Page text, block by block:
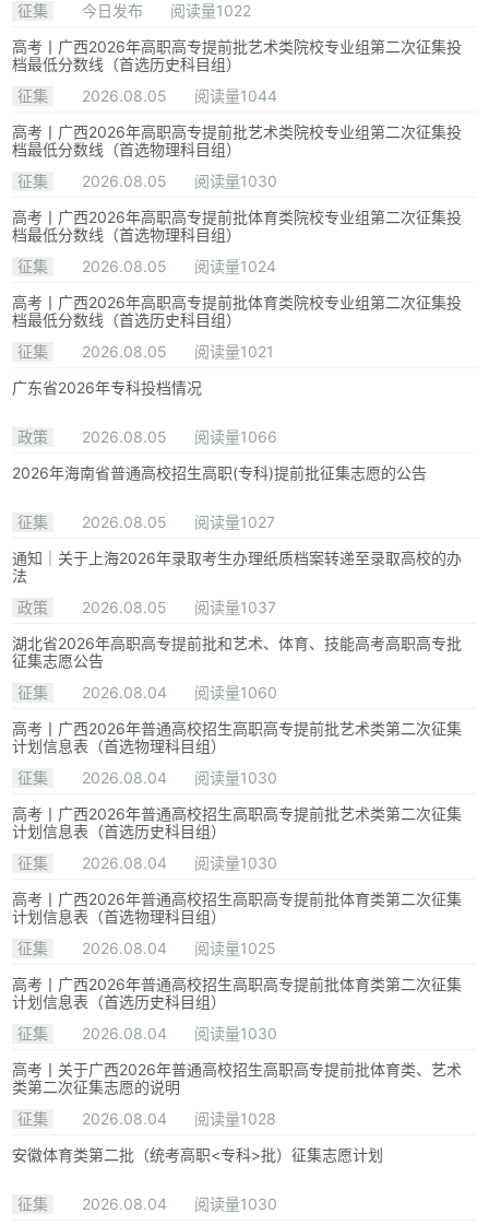
征集
今日发布
阅读量1022
高考丨广西2026年高职高专提前批艺术类院校专业组第二次征集投
档最低分数线（首选历史科目组）
征集
2026.08.05
阅读量1044
高考丨广西2026年高职高专提前批艺术类院校专业组第二次征集投
档最低分数线（首选物理科目组）
征集
2026.08.05
阅读量1030
高考丨广西2026年高职高专提前批体育类院校专业组第二次征集投
档最低分数线（首选物理科目组）
征集
2026.08.05
阅读量1024
高考丨广西2026年高职高专提前批体育类院校专业组第二次征集投
档最低分数线（首选历史科目组）
征集
2026.08.05
阅读量1021
广东省2026年专科投档情况
政策 2026.08.05
阅读量1066
2026年海南省普通高校招生高职(专科)提前批征集志愿的公告
征集 2026.08.05
阅读量1027
通知｜关于上海2026年录取考生办理纸质档案转递至录取高校的办
法
政策
2026.08.05
阅读量1037
湖北省2026年高职高专提前批和艺术、体育、技能高考高职高专批
征集志愿公告
征集
2026.08.04
阅读量1060
高考丨广西2026年普通高校招生高职高专提前批艺术类第二次征集
计划信息表（首选物理科目组）
征集
2026.08.04
阅读量1030
高考丨广西2026年普通高校招生高职高专提前批艺术类第二次征集
计划信息表（首选历史科目组）
征集
2026.08.04
阅读量1030
高考丨广西2026年普通高校招生高职高专提前批体育类第二次征集
计划信息表（首选物理科目组）
征集
2026.08.04
阅读量1025
高考丨广西2026年普通高校招生高职高专提前批体育类第二次征集
计划信息表（首选历史科目组）
征集
2026.08.04
阅读量1030
高考丨关于广西2026年普通高校招生高职高专提前批体育类、艺术
类第二次征集志愿的说明
征集
2026.08.04
阅读量1028
安徽体育类第二批（统考高职<专科>批）征集志愿计划
征集 2026.08.04
阅读量1030